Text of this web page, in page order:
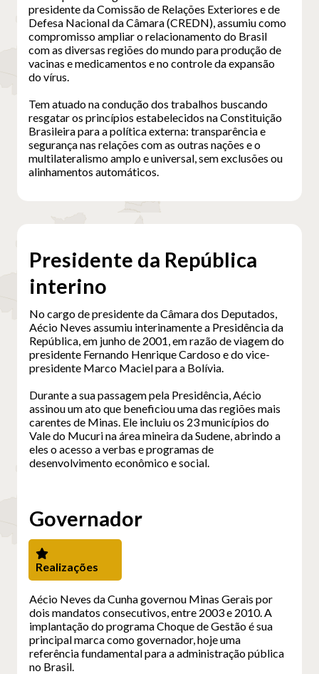
presidente da Comissão de Relações Exteriores e de
Defesa Nacional da Câmara (CREDN), assumiu como
compromisso ampliar o relacionamento do Brasil
com as diversas regiões do mundo para produção de
vacinas e medicamentos e no controle da expansão
do vírus.
Tem atuado na condução dos trabalhos buscando
resgatar os princípios estabelecidos na Constituição
Brasileira para a política externa: transparência e
segurança nas relações com as outras nações e o
multilateralismo amplo e universal, sem exclusões ou
alinhamentos automáticos.
Presidente da República
interino
No cargo de presidente da Câmara dos Deputados,
Aécio Neves assumiu interinamente a Presidência da
República, em junho de 2001, em razão de viagem do
presidente Fernando Henrique Cardoso e do vice-
presidente Marco Maciel para a Bolívia.
Durante a sua passagem pela Presidência, Aécio
assinou um ato que beneficiou uma das regiões mais
carentes de Minas. Ele incluiu os 23 municípios do
Vale do Mucuri na área mineira da Sudene, abrindo a
eles o acesso a verbas e programas de
desenvolvimento econômico e social.
Governador
Realizações
Aécio Neves da Cunha governou Minas Gerais por
dois mandatos consecutivos, entre 2003 e 2010. A
implantação do programa Choque de Gestão é sua
principal marca como governador, hoje uma
referência fundamental para a administração pública
no Brasil.